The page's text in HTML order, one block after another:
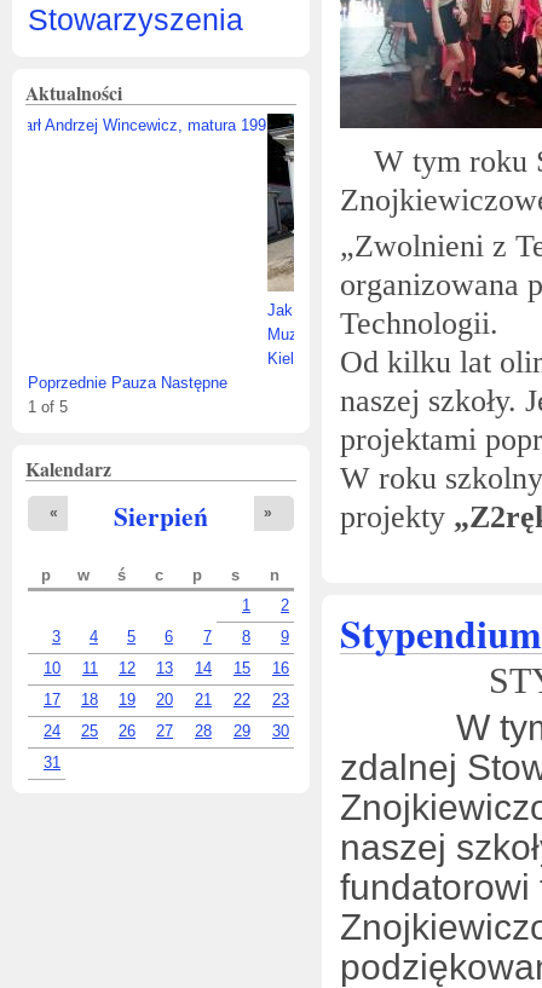
Stowarzyszenia
Aktualności
Jak będzie wyglądał nowy budynek
Poprzednie Pauza Następne
1 of 5
Kalendarz
Sierpień
« »
p w ś c p s
n
1
2
3
4 5 6 7 8
9
10
11 12 13 14 15
16
17
18 19 20 21 22
23
24
25 26 27 28 29
30
31
W tym roku
„Zwolnieni z
organizowana
Technologii.
Od kilku lat
naszej szkoły.
projektami
W roku
projekty
W tym
zdalnej
naszej
fundatorowi